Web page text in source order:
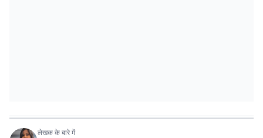
लेखक के बारे में